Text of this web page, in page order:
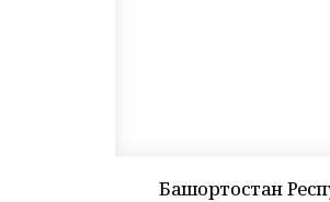
Башҡортостан